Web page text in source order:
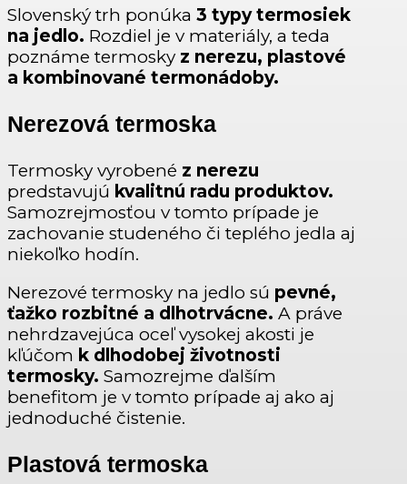
Slovenský trh ponúka 3 typy termosiek
na jedlo. Rozdiel je v materiály, a teda
poznáme termosky z nerezu, plastové
a kombinované termonádoby.
Nerezová termoska
Termosky vyrobené z nerezu
predstavujú kvalitnú radu produktov.
Samozrejmosťou v tomto prípade je
zachovanie studeného či teplého jedla aj
niekoľko hodín.
Nerezové termosky na jedlo sú pevné,
ťažko rozbitné a dlhotrvácne. A práve
nehrdzavejúca oceľ vysokej akosti je
kľúčom k dlhodobej životnosti
termosky. Samozrejme ďalším
benefitom je v tomto prípade aj ako aj
jednoduché čistenie.
Plastová termoska